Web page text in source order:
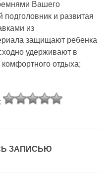
Вашего
и развитая
из
защищают ребенка
удерживают в
отдыха;
ЗАПИСЬЮ